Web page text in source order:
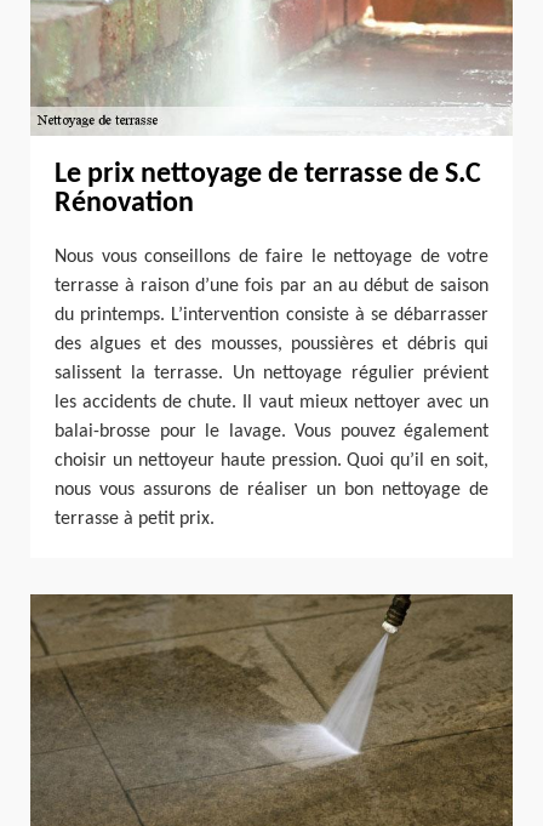
Le prix nettoyage de terrasse de S.C
Rénovation
Nous vous conseillons de faire le nettoyage de votre
terrasse à raison d’une fois par an au début de saison
du printemps. L’intervention consiste à se débarrasser
des algues et des mousses, poussières et débris qui
salissent la terrasse. Un nettoyage régulier prévient
les accidents de chute. Il vaut mieux nettoyer avec un
balai-brosse pour le lavage. Vous pouvez également
choisir un nettoyeur haute pression. Quoi qu’il en soit,
nous vous assurons de réaliser un bon nettoyage de
terrasse à petit prix.